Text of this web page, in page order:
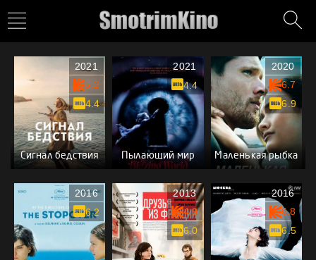
Сигнал бедствия
2021
5.2
4.4
Пылающий мир
2021
4.4
Маленькая рыбка
2020
6.7
6.9
2016
6.2
2013
4.9
6.0
2016
6.8
6.5